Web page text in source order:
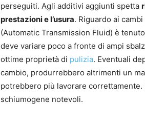
perseguiti. Agli additivi aggiunti spetta
prestazioni e l’usura. Riguardo ai
(Automatic Transmission Fluid) è
deve variare poco a fronte di ampi
ottime proprietà di pulizia. Eventuali
cambio, produrrebbero altrimenti un
potrebbero più lavorare correttamente.
schiumogene notevoli.